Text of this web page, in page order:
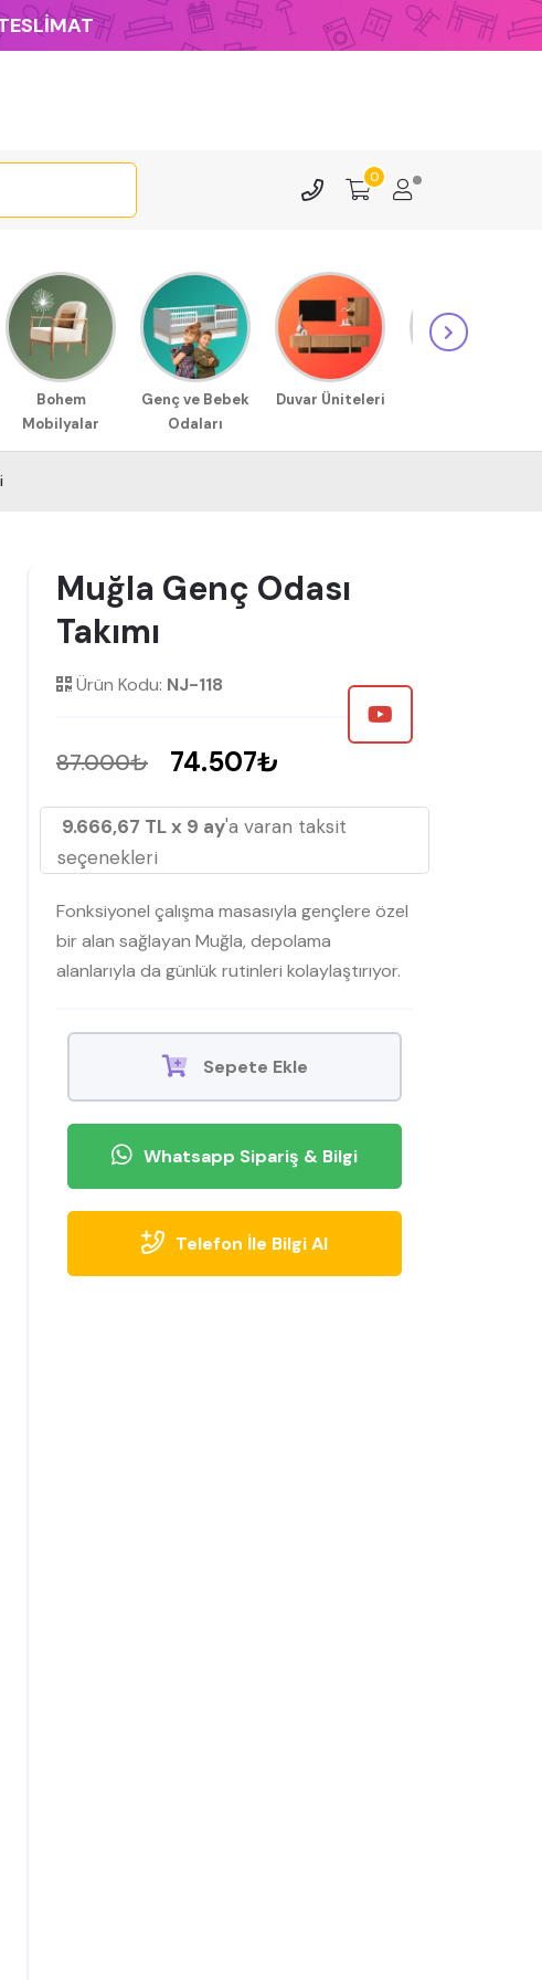
0
Bohem
Mobilyalar
Genç ve Bebek
Odaları
Duvar Üniteleri
Muğla Genç Odası
Takımı
Ürün Kodu: NJ-118
87.000₺ 74.507₺
9.666,67 TL x 9 ay'a varan taksit
seçenekleri
Fonksiyonel çalışma masasıyla gençlere özel
bir alan sağlayan Muğla, depolama
alanlarıyla da günlük rutinleri kolaylaştırıyor.
Sepete Ekle
Whatsapp Sipariş & Bilgi
Telefon İle Bilgi Al